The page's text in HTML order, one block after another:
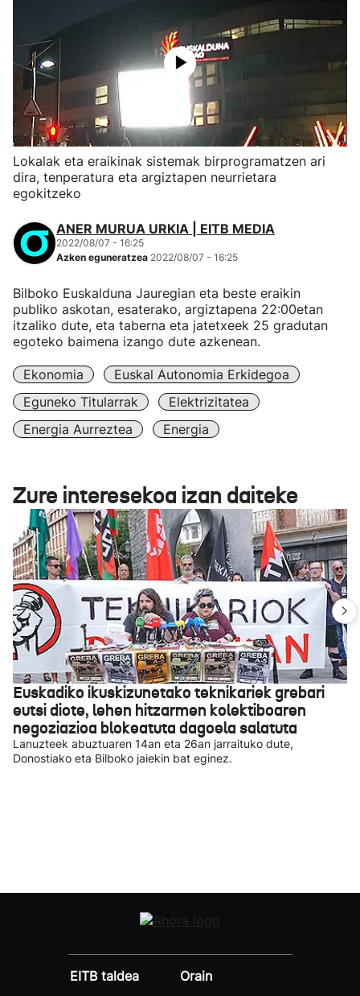
Lokalak eta eraikinak sistemak birprogramatzen ari
dira, tenperatura eta argiztapen neurrietara
egokitzeko
ANER MURUA URKIA | EITB MEDIA
2022/08/07 - 16:25
Azken eguneratzea 2022/08/07 - 16:25
Bilboko Euskalduna Jauregian eta beste eraikin
publiko askotan, esaterako, argiztapena 22:00etan
itzaliko dute, eta taberna eta jatetxeek 25 gradutan
egoteko baimena izango dute azkenean.
Ekonomia
Euskal Autonomia Erkidegoa
Eguneko Titularrak
Elektrizitatea
Energia Aurreztea
Energia
Zure interesekoa izan daiteke
Euskadiko ikuskizunetako teknikariek grebari
eutsi diote, lehen hitzarmen kolektiboaren
negoziazioa blokeatuta dagoela salatuta
Lanuzteek abuztuaren 14an eta 26an jarraituko dute,
Donostiako eta Bilboko jaiekin bat eginez.
EITB taldea
Orain